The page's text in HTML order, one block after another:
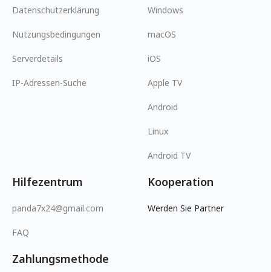
Datenschutzerklärung
Nutzungsbedingungen
Serverdetails
IP-Adressen-Suche
Windows
macOS
iOS
Apple TV
Android
Linux
Android TV
Hilfezentrum
panda7x24@gmail.com
FAQ
Kooperation
Werden Sie Partner
Zahlungsmethode